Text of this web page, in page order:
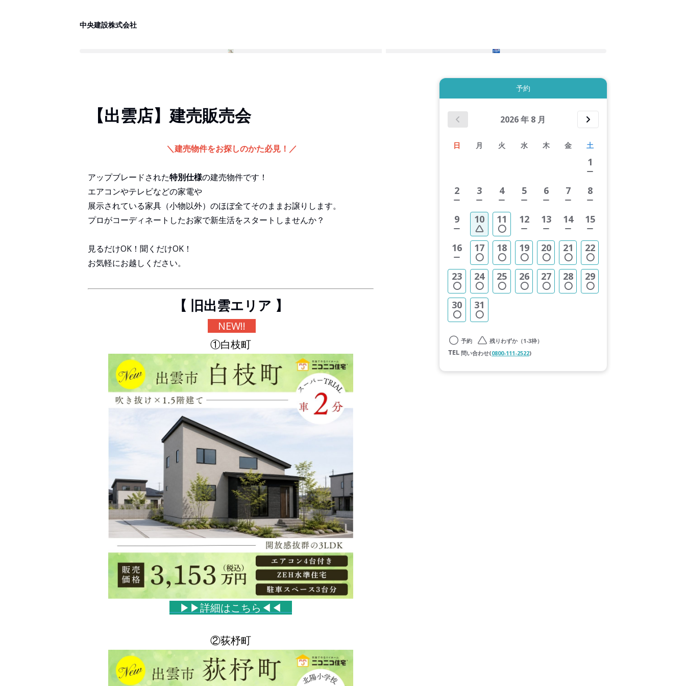
中央建設株式会社
【出雲店】建売販売会
＼建売物件をお探しのかた必見！／
アップブレードされた特別仕様の建売物件です！
エアコンやテレビなどの家電や
展示されている家具（小物以外）のほぼ全てそのままお譲りします。
プロがコーディネートしたお家で新生活をスタートしませんか？
見るだけOK！聞くだけOK！
お気軽にお越しください。
【 旧出雲エリア 】
NEW!!
①白枝町
▶▶詳細はこちら◀◀
②荻杼町
予約
2026年 8 月
日 月 火 水 木 金 土
1
2 3 4 5 6 7 8
9 10 11 12 13 14 15
16 17 18 19 20 21 22
23 24 25 26 27 28 29
30 31
予約
残りわずか（1-3枠）
問い合わせ(0800-111-2522)